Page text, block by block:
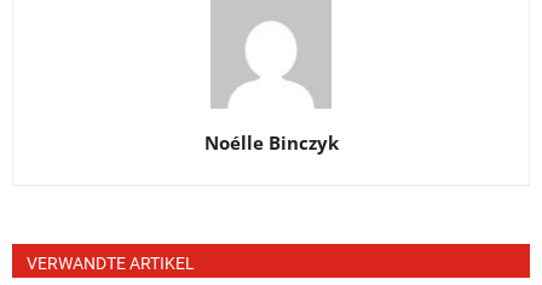
Noélle Binczyk
VERWANDTE ARTIKEL